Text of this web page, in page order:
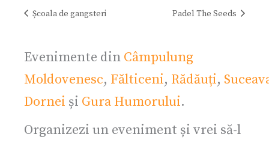
Școala de gangsteri Padel The Seeds
Evenimente din Câmpulung
Moldovenesc, Fălticeni, Rădăuți,
Dornei și Gura Humorului.
Organizezi un eveniment și vrei să-l